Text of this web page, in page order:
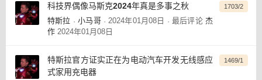
科技界偶像马斯克2024年真是多事之秋
特斯拉 · 小马哥 · 2024年01月08日 · 最后评论杰
作 2024年01月08日
1703/2
特斯拉官方证实正在为电动汽车开发无线感应
式家用充电器
1469/1